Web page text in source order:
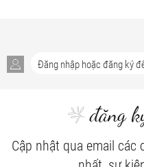
đăng
Cập nhật qua email